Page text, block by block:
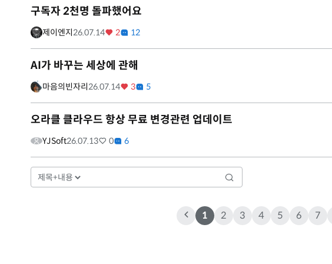
구독자 2천명 돌파했어요
제이엔지26.07.14 2 12
AI가 바꾸는 세상에 관해
마음의빈자리26.07.14 3 5
오라클 클라우드 항상 무료 변경관련 업데이트
YJSoft26.07.13 0 6
1 2 3 4 5 6 7